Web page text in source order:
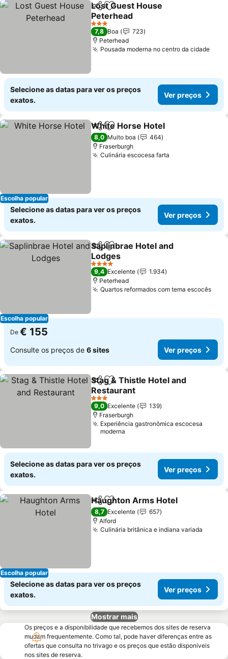
PartilharAdicionar aos favoritos
Lost Guest House
Peterhead
3 Estrelas
7,8 Boa
723
Peterhead
Pousada moderna no centro da cidade
Selecione as datas para ver os preços
exatos.
Ver preços
Escolha popular
PartilharAdicionar aos favoritos
White Horse Hotel
8,0 Muito boa
464
Fraserburgh
Culinária escocesa farta
Selecione as datas para ver os preços
exatos.
Ver preços
Escolha popular
PartilharAdicionar aos favoritos
Saplinbrae Hotel and
Lodges
4 Estrelas
9,4 Excelente
1.934
Peterhead
Quartos reformados com tema escocês
De € 155
Consulte os preços de 6 sites Ver preços
PartilharAdicionar aos favoritos
Stag & Thistle Hotel and
Restaurant
3 Estrelas
9,0 Excelente
139
Fraserburgh
Experiência gastronômica escocesa
moderna
Selecione as datas para ver os preços
exatos.
Ver preços
Escolha popular
PartilharAdicionar aos favoritos
Haughton Arms Hotel
8,7 Excelente
657
Alford
Culinária britânica e indiana variada
Selecione as datas para ver os preços
exatos.
Ver preços
Mostrar mais
Os preços e a disponibilidade que recebemos dos sites de reserva
mudam frequentemente. Como tal, pode haver diferenças entre as
ofertas que consulta no trivago e os preços que estão disponíveis
nos sites de reserva.